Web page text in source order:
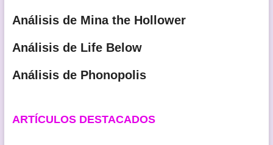
Análisis de Mina the Hollower
Análisis de Life Below
Análisis de Phonopolis
ARTÍCULOS DESTACADOS